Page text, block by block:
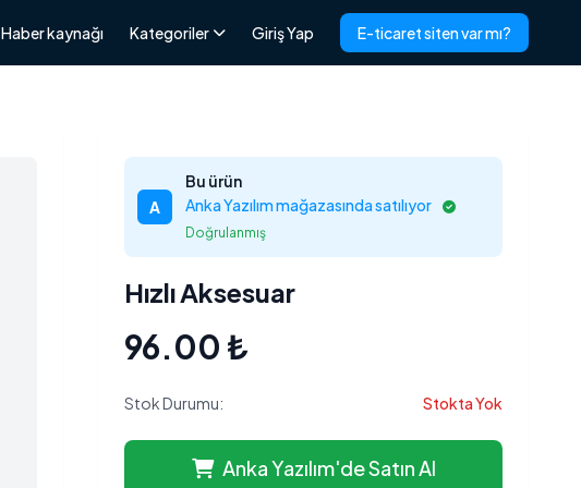
Haber kaynağı Kategoriler Giriş Yap E-ticaret siten var mı?
A
Bu ürün
Anka Yazılım mağazasında satılıyor
Doğrulanmış
Hızlı Aksesuar
96.00 ₺
Stok Durumu: Stokta Yok
Anka Yazılım'de Satın Al